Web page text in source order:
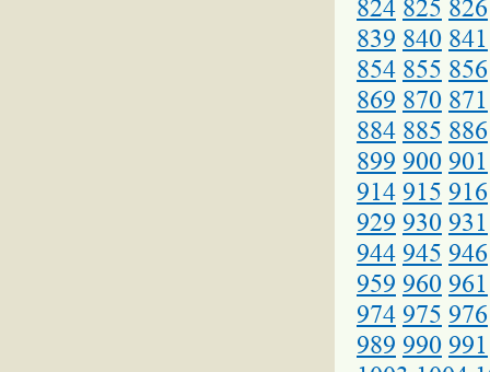
824 825 826
839 840 841
854 855 856
869 870 871
884 885 886
899 900 901
914 915 916
929 930 931
944 945 946
959 960 961
974 975 976
989 990 991